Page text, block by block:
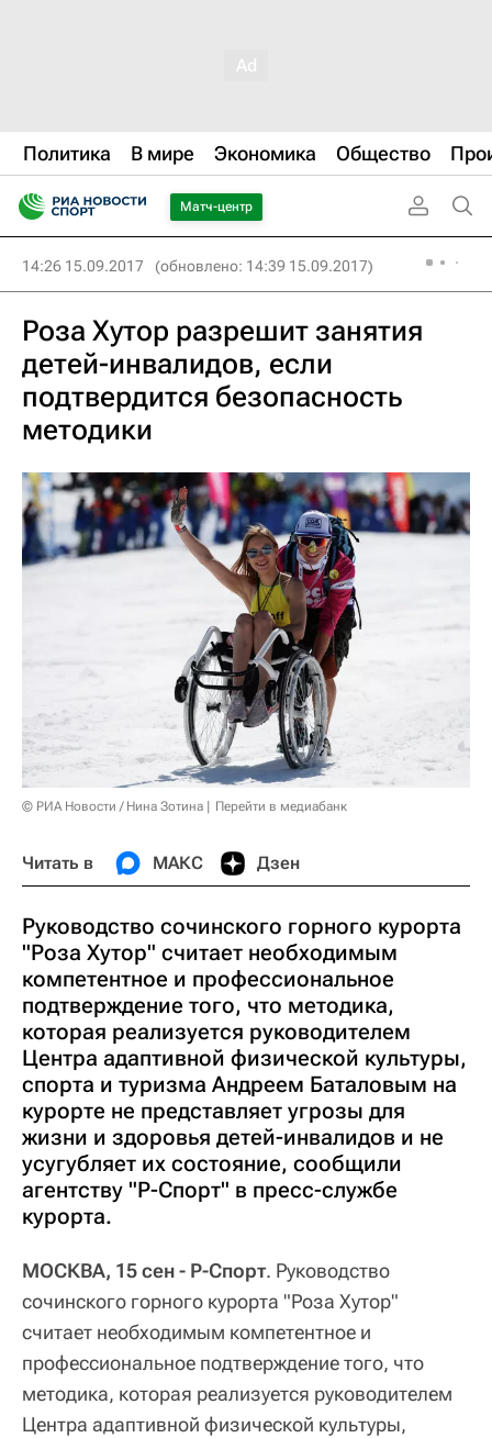
Политика В мире Экономика Общество
Матч-центр
14:26 15.09.2017 (обновлено: 14:39 15.09.2017)
Роза Хутор разрешит занятия
детей-инвалидов, если
подтвердится безопасность
методики
© РИА Новости / Нина Зотина Перейти в медиабанк
Читать в МАКС Дзен
Руководство сочинского горного курорта
"Роза Хутор" считает необходимым
компетентное и профессиональное
подтверждение того, что методика,
которая реализуется руководителем
Центра адаптивной физической культуры,
спорта и туризма Андреем Баталовым на
курорте не представляет угрозы для
жизни и здоровья детей-инвалидов и не
усугубляет их состояние, сообщили
агентству "Р-Спорт" в пресс-службе
курорта.
МОСКВА, 15 сен - Р-Спорт. Руководство
сочинского горного курорта "Роза Хутор"
считает необходимым компетентное и
профессиональное подтверждение того, что
методика, которая реализуется руководителем
Центра адаптивной физической культуры,